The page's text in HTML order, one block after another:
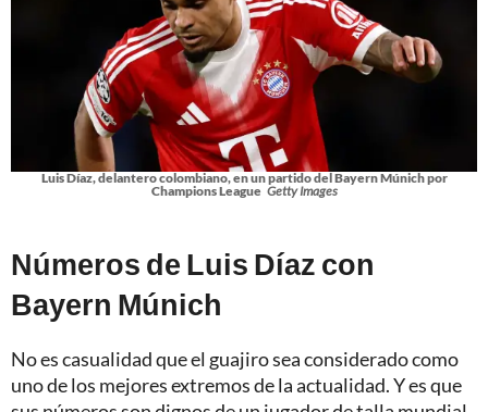
Luis Díaz, delantero colombiano, en un partido del Bayern Múnich por
Champions League Getty Images
Números de Luis Díaz con
Bayern Múnich
No es casualidad que el guajiro sea considerado como
uno de los mejores extremos de la actualidad. Y es que